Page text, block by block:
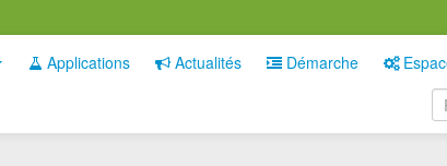
Applications Actualités Démarche